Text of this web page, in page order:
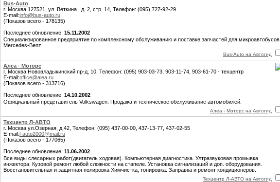
Bus-Auto
г. Москва,127521, ул. Веткина , д. 2, стр. 14, Телефон: (095) 727-92-29
E-mail:info@bus-auto.ru
(Показов всего - 178135)
Последнее обновление: 15.11.2002
Специализированное предприятие по комплексному обслуживанию и поставке запчастей для микроавтобусов
Mercedes-Benz.
Bus-Auto на Автогид
Алеа - Моторс
г. Москва,Нововладыкинский пр-д, 10, Телефон: (095) 903-03-73, 903-11-74, 903-61-70 - техцентр
E-mail:office@alea.ru
(Показов всего - 313716)
Последнее обновление: 14.10.2002
Официальный представитель Volkswagen. Продажа и техническое обслуживание автомобилей.
Алеа - Моторс на Автогид
Техцентр Л-АВТО
г. Москва,ул.Озерная, д.42, Телефон: (095) 437-00-00, 437-13-77, 437-02-55
E-mail:l-auto2000@mail.ru
(Показов всего - 177065)
Последнее обновление: 11.06.2002
Все виды слесарных работ(двигатель ходовая). Компьютерная диагностика. Ултразвуковая промывка
инжектора. Кузовой ремонт любой сложности на стапеле. Установка сигнализаций и доп. оборудования.
Восстановительная и защитная полировка Химчистка, тонировка. Заправка и ремонт кондиционеров.
Техцентр Л-АВТО на Автогид